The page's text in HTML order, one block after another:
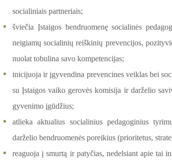
socialiniais partneriais;
šviečia Įstaigos bendruomenę socialinės
neigiamų socialinių reiškinių prevencijos,
nuolat tobulina savo kompetencijas;
inicijuoja ir įgyvendina prevencines veiklas bei
su Įstaigos vaiko gerovės komisija ir darželio
gyvenimo įgūdžius;
atlieka aktualius socialinius pedagoginius
darželio bendruomenės poreikius (prioritetus,
reaguoja į smurtą ir patyčias, nedelsiant apie tai